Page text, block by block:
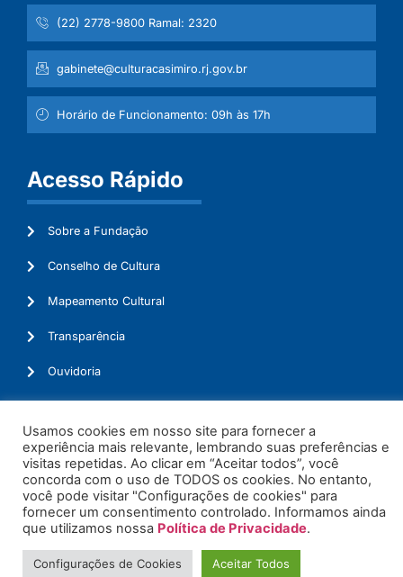
(22) 2778-9800 Ramal: 2320
gabinete@culturacasimiro.rj.gov.br
Horário de Funcionamento: 09h às 17h
Acesso Rápido
Sobre a Fundação
Conselho de Cultura
Mapeamento Cultural
Transparência
Ouvidoria
© 2026. Todos os Direitos Reservados.
Usamos cookies em nosso site para fornecer a
experiência mais relevante, lembrando suas preferências e
visitas repetidas. Ao clicar em “Aceitar todos”, você
concorda com o uso de TODOS os cookies. No entanto,
você pode visitar "Configurações de cookies" para
fornecer um consentimento controlado. Informamos ainda
que utilizamos nossa Política de Privacidade.
Configurações de Cookies Aceitar Todos